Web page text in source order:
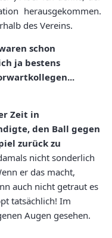
herausgekommen.
des Vereins.
schon
ja bestens
Zeit in
den Ball gegen
zurück zu
nicht sonderlich
er das macht,
auch nicht getraut es
tatsächlich! Im
Augen gesehen.